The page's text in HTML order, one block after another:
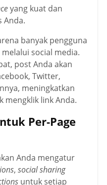
yang kuat dan
Anda.
banyak pengguna
social media.
post Anda akan
Twitter,
meningkatkan
mengklik link Anda.
Per-Page
Anda mengatur
, social sharing
untuk setiap